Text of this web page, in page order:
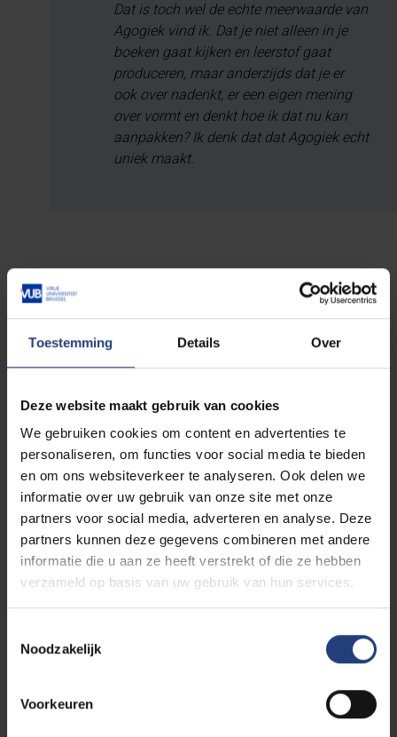
Toestemming Details Over
Deze website maakt gebruik van cookies
We gebruiken cookies om content en advertenties te
personaliseren, om functies voor social media te bieden
en om ons websiteverkeer te analyseren. Ook delen we
informatie over uw gebruik van onze site met onze
partners voor social media, adverteren en analyse. Deze
partners kunnen deze gegevens combineren met andere
informatie die u aan ze heeft verstrekt of die ze hebben
verzameld op basis van uw gebruik van hun services.
Noodzakelijk
Voorkeuren
Dat is toch wel de echte meerwaarde van
Agogiek vind ik. Dat je niet alleen in je
boeken gaat kijken en leerstof gaat
produceren, maar anderzijds dat je er
ook over nadenkt, er een eigen mening
over vormt en denkt hoe ik dat nu kan
aanpakken? Ik denk dat dat Agogiek echt
uniek maakt.
Na je studie
Asielcentra, gevangenissen, culturele organisaties,
overalterechtwaar de ontwikkeling en
de publieke als de private sector.
Ontdek je beroepsmogelijkheden